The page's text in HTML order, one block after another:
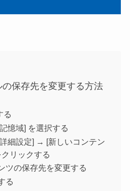
保存先を変更する方法
る
憶域] を選択する
細設定] → [新しいコンテン
リックする
ツの保存先を変更する
る